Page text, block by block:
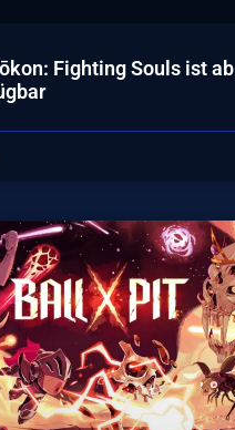
Fighting Souls ist ab